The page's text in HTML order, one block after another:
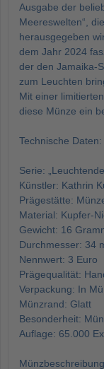
Ausgabe der
Meereswelten“,
herausgegeben
dem Jahr 2024
der den Jamaika-
zum Leuchten
Mit einer
diese Münze ein
Technische Daten:
Serie:
Künstler: Kathrin
Prägestätte:
Material: Kupfer-
Gewicht: 16
Durchmesser: 34
Nennwert: 3 Euro
Prägequalität:
Verpackung: In
Münzrand: Glatt
Besonderheit:
Auflage: 65.000